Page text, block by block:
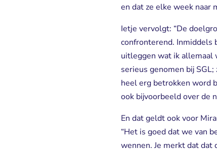
en dat ze elke week naar
Ietje vervolgt: “De
confronterend. Inmiddels
uitleggen wat ik
serieus genomen bij
heel erg betrokken word
ook bijvoorbeeld over de
En dat geldt ook voor
“Het is goed dat we van
wennen. Je merkt dat